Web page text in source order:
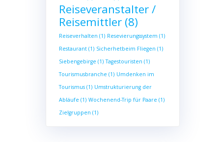
Reiseveranstalter /
Reisemittler(8)
Reiseverhalten (1) Resevierungssystem (1)
Restaurant(1) Sicherhetbeim Fliegen (1)
Siebengebirge (1) Tagestouristen (1)
Tourismusbranche (1) Umdenken im
Tourismus(1) Umstrukturierung der
Abläufe (1) Wochenend-Trip für Paare (1)
Zielgruppen (1)